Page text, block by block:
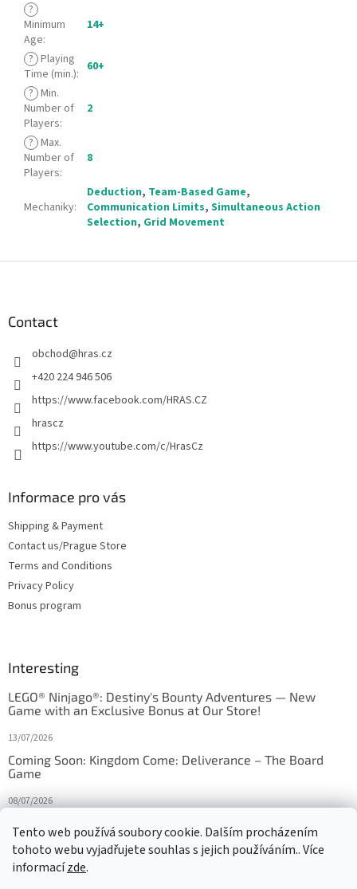
Tento web používá soubory cookie. Dalším procházením
tohoto webu vyjadřujete souhlas s jejich používáním.. Více
informacízde.
?
Minimum
Age:
14+
? Playing
Time (min.): 60+
? Min.
Number of
Players:
2
? Max.
Number of
Players:
8
Mechaniky:
Deduction, Team-Based Game,
Communication Limits, Simultaneous Action
Selection, Grid Movement
Contact
obchod@hras.cz
+420 224 946 506
https://www.facebook.com/HRAS.CZ
hrascz
https://www.youtube.com/c/HrasCz
Informace pro vás
Shipping & Payment
Contact us/Prague Store
Terms and Conditions
Privacy Policy
Bonus program
Interesting
LEGO® Ninjago®: Destiny's Bounty Adventures — New
Game with an Exclusive Bonus at Our Store!
13/07/2026
Coming Soon: Kingdom Come: Deliverance – The Board
Game
08/07/2026
27/10/2025